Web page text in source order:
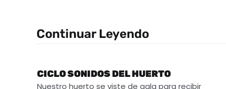
Continuar Leyendo
CICLO SONIDOS DEL HUERTO
Nuestro huerto se viste de gala para recibir